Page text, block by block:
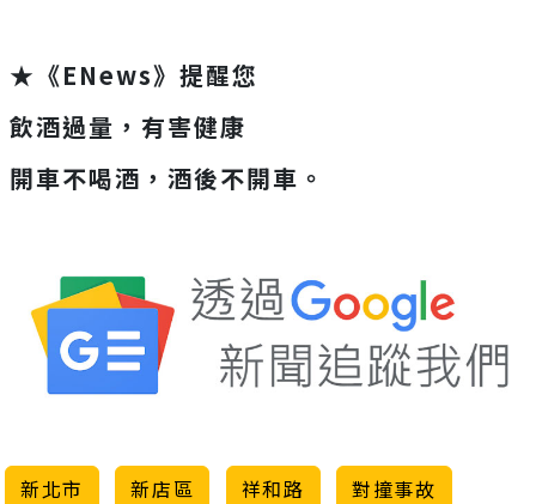
★《ENews》提醒您
飲酒過量，有害健康
開車不喝酒，酒後不開車。
新北市 新店區 祥和路
對撞事故